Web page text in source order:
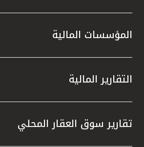
المؤسسات المالية
التقارير المالية
تقارير سوق العقار المحلي